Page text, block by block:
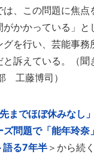
は、この問題に焦点
がかかっている」と
グを行い、芸能事務
と訴えている。（
工藤博司）
先までほぼ休みなし
問題で「能年玲奈
語る7年半 ＞から続く